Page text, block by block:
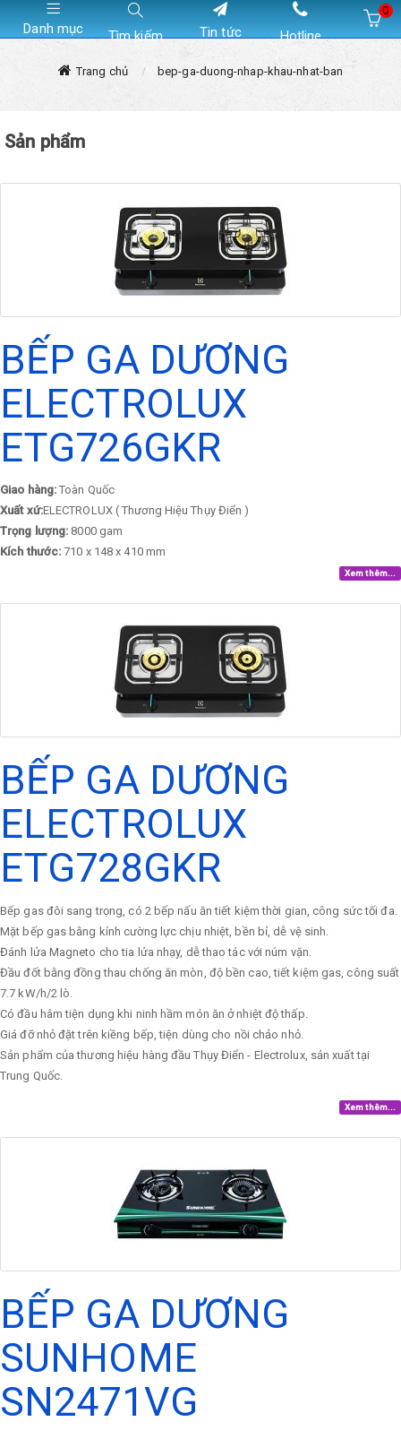
Danh mục Tìm kiếm Tin tức Hotline
0
Trang chủ bep-ga-duong-nhap-khau-nhat-ban
Sản phẩm
BẾP GA DƯƠNG
ELECTROLUX
ETG726GKR
Giao hàng: Toàn Quốc
Xuất xứ:ELECTROLUX ( Thương Hiệu Thụy Điển )
Trọng lượng: 8000 gam
Kích thước: 710 x 148 x 410 mm
Xem thêm...
BẾP GA DƯƠNG
ELECTROLUX
ETG728GKR
Bếp gas đôi sang trọng, có 2 bếp nấu ăn tiết kiệm thời gian, công sức tối đa.
Mặt bếp gas bằng kính cường lực chịu nhiệt, bền bỉ, dễ vệ sinh.
Đánh lửa Magneto cho tia lửa nhạy, dễ thao tác với núm vặn.
Đầu đốt bằng đồng thau chống ăn mòn, độ bền cao, tiết kiệm gas, công suất
7.7 kW/h/2 lò.
Có đầu hâm tiện dụng khi ninh hầm món ăn ở nhiệt độ thấp.
Giá đỡ nhỏ đặt trên kiềng bếp, tiện dùng cho nồi chảo nhỏ.
Sản phẩm của thương hiệu hàng đầu Thụy Điển - Electrolux, sản xuất tại
Trung Quốc.
Xem thêm...
BẾP GA DƯƠNG
SUNHOME
SN2471VG